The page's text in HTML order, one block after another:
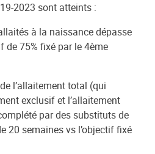
2023 sont atteints :
à la naissance dépasse
de 75% fixé par le 4ème
l’allaitement total (qui
exclusif et l’allaitement
par des substituts de
20 semaines vs l’objectif fixé